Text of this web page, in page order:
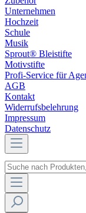
Unternehmen
Hochzeit
Schule
Musik
Sprout® Bleistifte
Motivstifte
Profi-Service für
AGB
Kontakt
Widerrufsbelehrung
Impressum
Datenschutz